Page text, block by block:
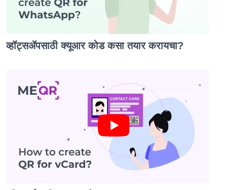
व्हॉट्सॲपसाठी क्यूआर कोड कसा तयार करायचा?